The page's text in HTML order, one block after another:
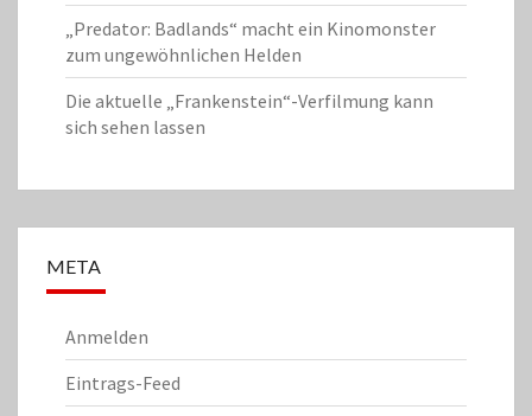
„Predator: Badlands“ macht ein Kinomonster
zum ungewöhnlichen Helden
Die aktuelle „Frankenstein“-Verfilmung kann
sich sehen lassen
META
Anmelden
Eintrags-Feed